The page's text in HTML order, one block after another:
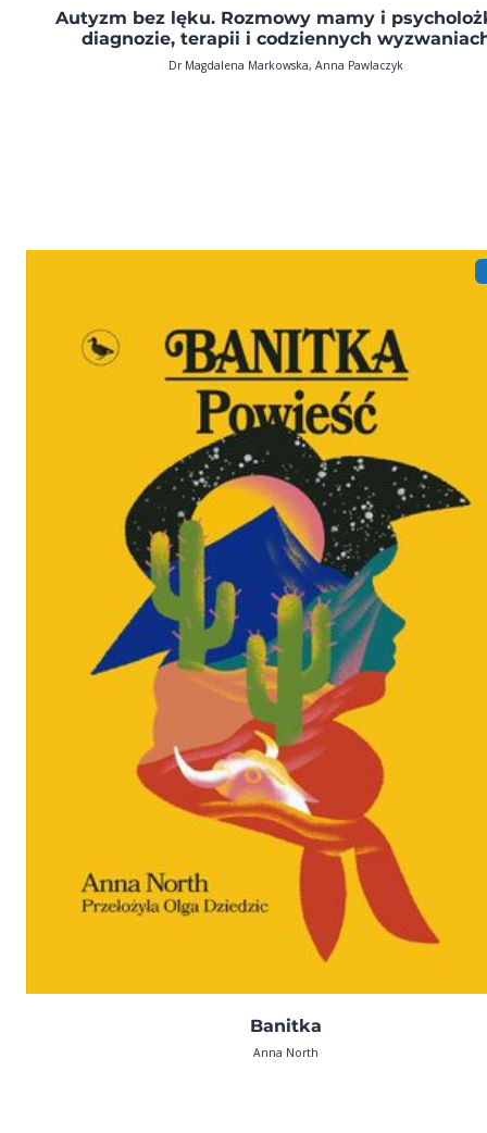
Autyzm bez lęku. Rozmowy mamy i
diagnozie, terapii i codziennych
Dr Magdalena Markowska, Anna Pawlaczyk
Banitka
Anna North